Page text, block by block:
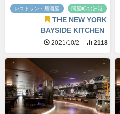
レストラン・居酒屋 問屋町/出洲港
THE NEW YORK
BAYSIDE KITCHEN
2021/10/2 2118